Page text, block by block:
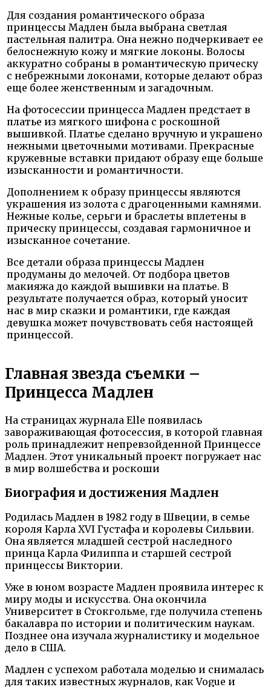
Для создания романтического образа
принцессы Мадлен была выбрана светлая
пастельная палитра. Она нежно подчеркивает ее
белоснежную кожу и мягкие локоны. Волосы
аккуратно собраны в романтическую прическу
с небрежными локонами, которые делают образ
еще более женственным и загадочным.
На фотосессии принцесса Мадлен предстает в
платье из мягкого шифона с роскошной
вышивкой. Платье сделано вручную и украшено
нежными цветочными мотивами. Прекрасные
кружевные вставки придают образу еще больше
изысканности и романтичности.
Дополнением к образу принцессы являются
украшения из золота с драгоценными камнями.
Нежные колье, серьги и браслеты вплетены в
прическу принцессы, создавая гармоничное и
изысканное сочетание.
Все детали образа принцессы Мадлен
продуманы до мелочей. От подбора цветов
макияжа до каждой вышивки на платье. В
результате получается образ, который уносит
нас в мир сказки и романтики, где каждая
девушка может почувствовать себя настоящей
принцессой.
Главная звезда съемки –
Принцесса Мадлен
На страницах журнала Elle появилась
завораживающая фотосессия, в которой главная
роль принадлежит непревзойденной Принцессе
Мадлен. Этот уникальный проект погружает нас
в мир волшебства и роскоши
Биография и достижения Мадлен
Родилась Мадлен в 1982 году в Швеции, в семье
короля Карла XVI Густафа и королевы Сильвии.
Она является младшей сестрой наследного
принца Карла Филиппа и старшей сестрой
принцессы Виктории.
Уже в юном возрасте Мадлен проявила интерес к
миру моды и искусства. Она окончила
Университет в Стокгольме, где получила степень
бакалавра по истории и политическим наукам.
Позднее она изучала журналистику и модельное
дело в США.
Мадлен с успехом работала моделью и снималась
для таких известных журналов, как Vogue и